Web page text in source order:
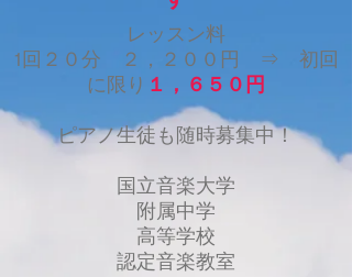
レッスン料
1回２０分 ２，２００円 ⇒ 初回
に限り １，６５０円
ピアノ生徒も随時募集中！
国立音楽大学
附属中学
高等学校
認定音楽教室